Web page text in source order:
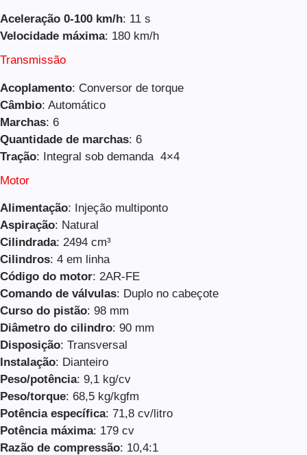
Aceleração 0-100 km/h: 11 s
Velocidade máxima: 180 km/h
Transmissão
Acoplamento: Conversor de torque
Câmbio: Automático
Marchas: 6
Quantidade de marchas: 6
Tração: Integral sob demanda 4×4
Motor
Alimentação: Injeção multiponto
Aspiração: Natural
Cilindrada: 2494 cm³
Cilindros: 4 em linha
Código do motor: 2AR-FE
Comando de válvulas: Duplo no cabeçote
Curso do pistão: 98 mm
Diâmetro do cilindro: 90 mm
Disposição: Transversal
Instalação: Dianteiro
Peso/potência: 9,1 kg/cv
Peso/torque: 68,5 kg/kgfm
Potência específica: 71,8 cv/litro
Potência máxima: 179 cv
Razão de compressão: 10,4:1